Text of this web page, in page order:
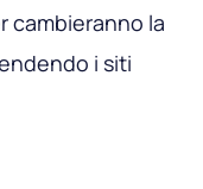
cambieranno la
i siti